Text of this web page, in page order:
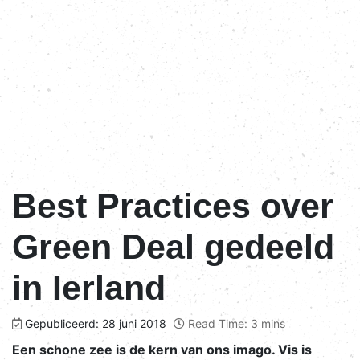
Best Practices over
Green Deal gedeeld
in Ierland
Gepubliceerd: 28 juni 2018 Read Time: 3 mins
Een schone zee is de kern van ons imago. Vis is